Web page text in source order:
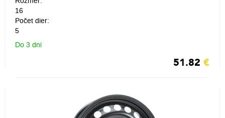
16
Počet dier:
5
Do 3 dni
51.82 €